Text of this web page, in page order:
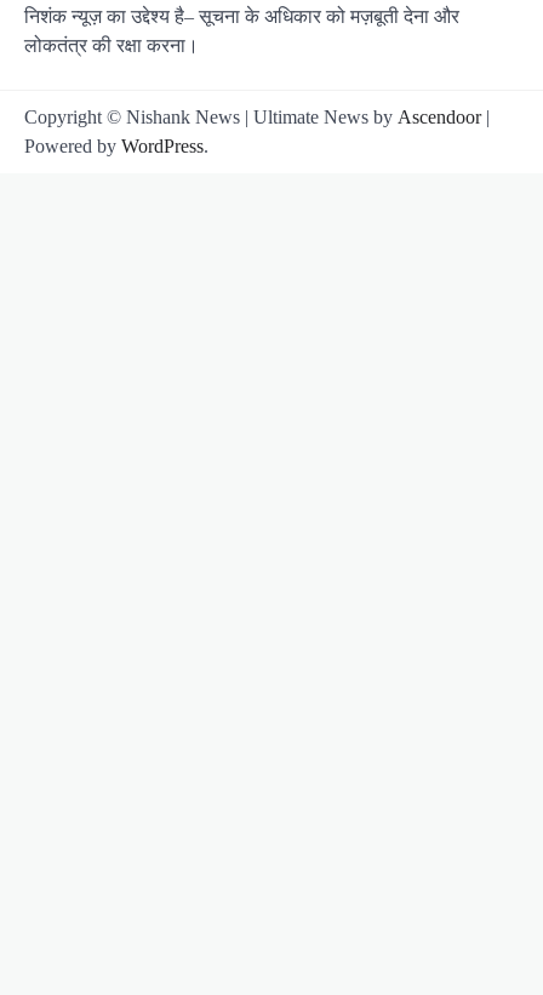
निशंक न्यूज़ का उद्देश्य है– सूचना के अधिकार को मज़बूती देना और
लोकतंत्र की रक्षा करना।
Copyright © Nishank News | Ultimate News by Ascendoor|
Powered by WordPress.